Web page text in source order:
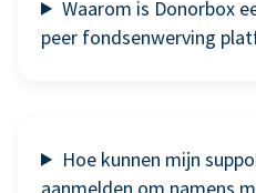
Waarom is Donorbox
peer fondsenwerving
Hoe kunnen mijn
aanmelden om namens